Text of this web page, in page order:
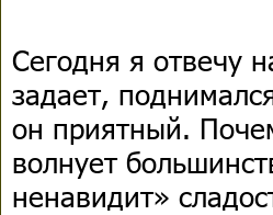
Сегодня я отвечу
задает,
он приятный.
волнует
ненавидит»